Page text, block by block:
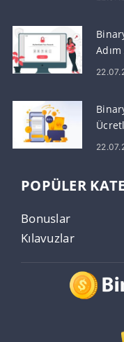
POPÜLER
Bonuslar
Kılavuzlar